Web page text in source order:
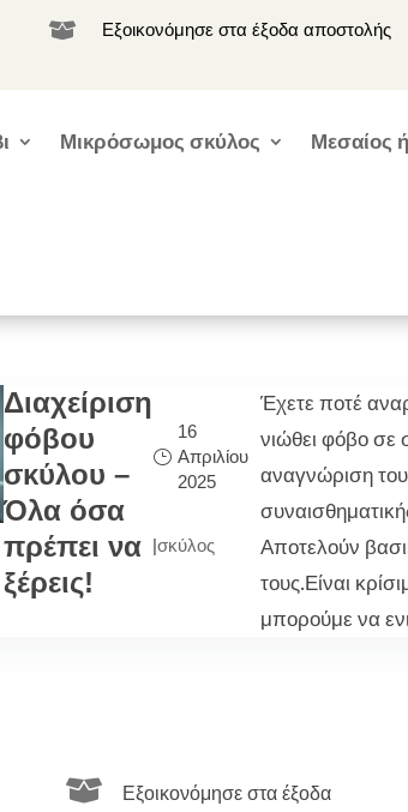
 Εξοικονόμησε στα έξοδα αποστολής
Μικρόσωμος σκύλος Μεσαίος
Διαχείριση
φόβου
σκύλου –
Όλα όσα
πρέπει να
ξέρεις!
16
Απριλίου
2025
|σκύλος
Έχετε ποτέ
νιώθει φόβο σε
αναγνώριση
Αποτελούν
τους.Είναι
μπορούμε να

Εξοικονόμησε στα έξοδα